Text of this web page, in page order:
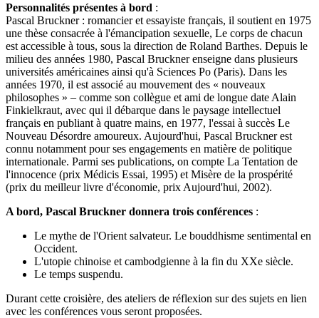
Personnalités présentes à bord :
Pascal Bruckner : romancier et essayiste français, il soutient en 1975
une thèse consacrée à l'émancipation sexuelle, Le corps de chacun
est accessible à tous, sous la direction de Roland Barthes. Depuis le
milieu des années 1980, Pascal Bruckner enseigne dans plusieurs
universités américaines ainsi qu'à Sciences Po (Paris). Dans les
années 1970, il est associé au mouvement des « nouveaux
philosophes » – comme son collègue et ami de longue date Alain
Finkielkraut, avec qui il débarque dans le paysage intellectuel
français en publiant à quatre mains, en 1977, l'essai à succès Le
Nouveau Désordre amoureux. Aujourd'hui, Pascal Bruckner est
connu notamment pour ses engagements en matière de politique
internationale. Parmi ses publications, on compte La Tentation de
l'innocence (prix Médicis Essai, 1995) et Misère de la prospérité
(prix du meilleur livre d'économie, prix Aujourd'hui, 2002).
A bord, Pascal Bruckner donnera trois conférences :
Le mythe de l'Orient salvateur. Le bouddhisme sentimental en
Occident.
L'utopie chinoise et cambodgienne à la fin du XXe siècle.
Le temps suspendu.
Durant cette croisière, des ateliers de réflexion sur des sujets en lien
avec les conférences vous seront proposées.